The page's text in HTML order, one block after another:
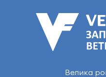
Велика